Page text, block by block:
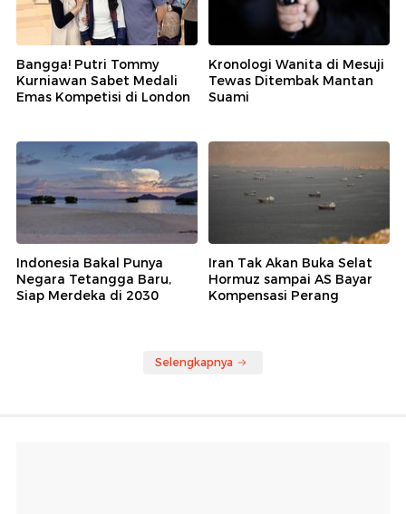
Bangga! Putri Tommy
Kurniawan Sabet Medali
Emas Kompetisi di London
Kronologi Wanita di Mesuji
Tewas Ditembak Mantan
Suami
Indonesia Bakal Punya
Negara Tetangga Baru,
Siap Merdeka di 2030
Iran Tak Akan Buka Selat
Hormuz sampai AS Bayar
Kompensasi Perang
Selengkapnya